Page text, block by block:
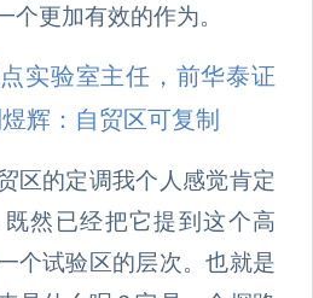
更加有效的作为。
实验室主任，前华泰证
辉：自贸区可复制
区的定调我个人感觉肯定
然已经把它提到这个高
个试验区的层次。也就是